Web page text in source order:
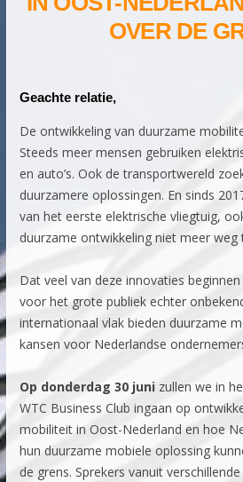
OVER DE
Geachte relatie,
De ontwikkeling van duurzame
Steeds meer mensen gebruiken
en auto’s. Ook de transportwereld
duurzamere oplossingen. En sinds
van het eerste elektrische vliegtuig,
duurzame ontwikkeling niet meer weg
Dat veel van deze innovaties
voor het grote publiek echter
internationaal vlak bieden duurzame
kansen voor Nederlandse
Op donderdag 30 juni zullen we in
WTC Business Club ingaan op
mobiliteit in Oost-Nederland en hoe
hun duurzame mobiele oplossing
de grens. Sprekers vanuit